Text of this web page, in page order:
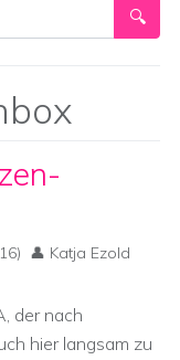
Katja Ezold
der nach
hier langsam zu